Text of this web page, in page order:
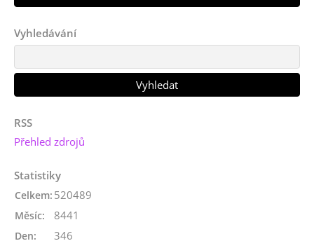
Vyhledávání
RSS
Přehled zdrojů
Statistiky
Celkem: 520489
Měsíc: 8441
Den: 346